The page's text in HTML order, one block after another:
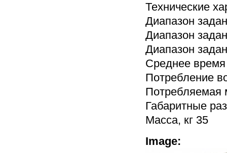
Технические
Диапазон
Диапазон
Диапазон
Среднее
Потребление
Потребляемая
Габаритные
Масса, кг 35
Image: